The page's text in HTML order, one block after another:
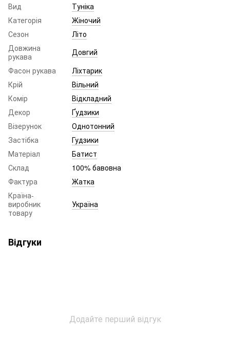
Вид
Туніка
Категорія
Жіночий
Сезон
Літо
Довжина
рукава
Довгий
Фасон рукава
Ліхтарик
Крій
Вільний
Комір
Відкладний
Декор
Ґудзики
Візерунок
Однотонний
Застібка
Гудзики
Матеріал
Батист
Склад
100% бавовна
Фактура
Жатка
Країна-
виробник
товару
Україна
Відгуки
Додайте перший відгук